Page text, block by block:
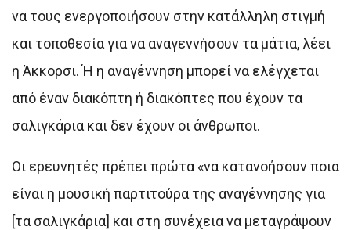
να τους ενεργοποιήσουν στην κατάλληλη στιγμή
και τοποθεσία για να αναγεννήσουν τα μάτια, λέει
η Άκκορσι. Ή η αναγέννηση μπορεί να ελέγχεται
από έναν διακόπτη ή διακόπτες που έχουν τα
σαλιγκάρια και δεν έχουν οι άνθρωποι.
Οι ερευνητές πρέπει πρώτα «να κατανοήσουν ποια
είναι η μουσική παρτιτούρα της αναγέννησης για
[τα σαλιγκάρια] και στη συνέχεια να μεταγράψουν